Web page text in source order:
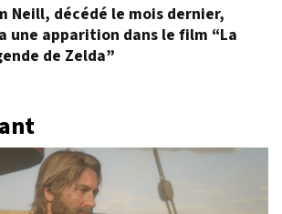
Neill, décédé le mois dernier,
une apparition dans le film “La
de Zelda”